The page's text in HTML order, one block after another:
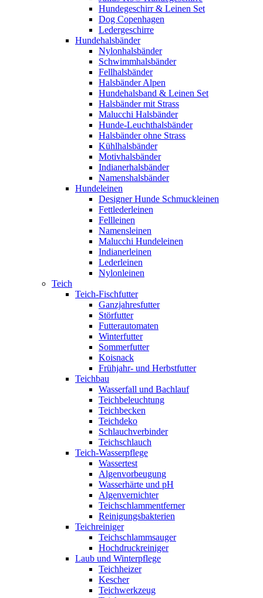
Hundegeschirr & Leinen Set
Dog Copenhagen
Ledergeschirre
Hundehalsbänder
Nylonhalsbänder
Schwimmhalsbänder
Fellhalsbänder
Halsbänder Alpen
Hundehalsband & Leinen Set
Halsbänder mit Strass
Malucchi Halsbänder
Hunde-Leuchthalsbänder
Halsbänder ohne Strass
Kühlhalsbänder
Motivhalsbänder
Indianerhalsbänder
Namenshalsbänder
Hundeleinen
Designer Hunde Schmuckleinen
Fettlederleinen
Fellleinen
Namensleinen
Malucchi Hundeleinen
Indianerleinen
Lederleinen
Nylonleinen
Teich
Teich-Fischfutter
Ganzjahresfutter
Störfutter
Futterautomaten
Winterfutter
Sommerfutter
Koisnack
Frühjahr- und Herbstfutter
Teichbau
Wasserfall und Bachlauf
Teichbeleuchtung
Teichbecken
Teichdeko
Schlauchverbinder
Teichschlauch
Teich-Wasserpflege
Wassertest
Algenvorbeugung
Wasserhärte und pH
Algenvernichter
Teichschlammentferner
Reinigungsbakterien
Teichreiniger
Teichschlammsauger
Hochdruckreiniger
Laub und Winterpflege
Teichheizer
Kescher
Teichwerkzeug